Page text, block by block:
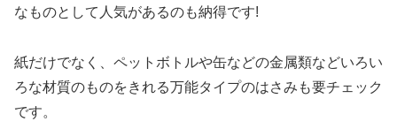
なものとして人気があるのも納得です!
紙だけでなく、ペットボトルや缶などの金属類などいろい
ろな材質のものをきれる万能タイプのはさみも要チェック
です。